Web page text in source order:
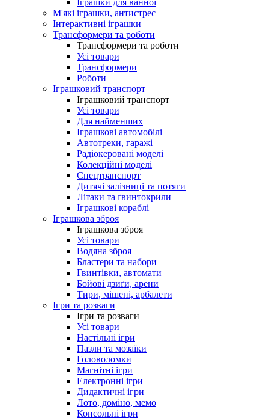
Іграшки для ванної
М'які іграшки, антистрес
Інтерактивні іграшки
Трансформери та роботи
Трансформери та роботи
Усі товари
Трансформери
Роботи
Іграшковий транспорт
Іграшковий транспорт
Усі товари
Для найменших
Іграшкові автомобілі
Автотреки, гаражі
Радіокеровані моделі
Колекційні моделі
Спецтранспорт
Дитячі залізниці та потяги
Літаки та ґвинтокрили
Іграшкові кораблі
Іграшкова зброя
Іграшкова зброя
Усі товари
Водяна зброя
Бластери та набори
Гвинтівки, автомати
Бойові дзиґи, арени
Тири, мішені, арбалети
Ігри та розваги
Ігри та розваги
Усі товари
Настільні ігри
Пазли та мозаїки
Головоломки
Магнітні ігри
Електронні ігри
Дидактичні ігри
Лото, доміно, мемо
Консольні ігри